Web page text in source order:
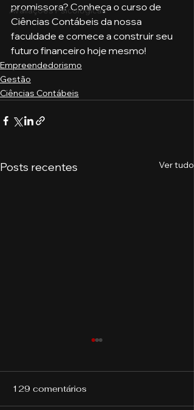
Avaliações Psicológicas
promissora? Conheça o curso de
Ciências Contábeis da nossa
faculdade e comece a construir seu
futuro financeiro hoje mesmo!
Empreendedorismo
Gestão
Ciências Contábeis
Posts recentes Ver tudo
129 comentários